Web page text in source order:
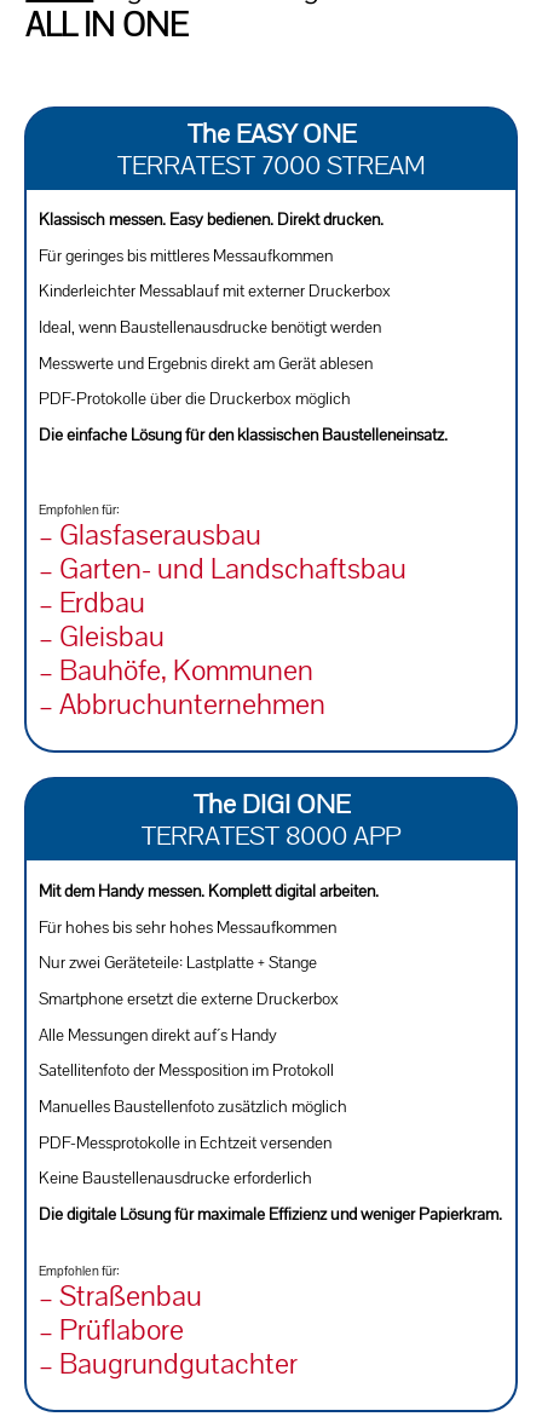
ALL IN ONE
The EASY ONE
TERRATEST 7000 STREAM
Klassisch messen. Easy bedienen. Direkt drucken.
Für geringes bis mittleres Messaufkommen
Kinderleichter Messablauf mit externer Druckerbox
Ideal, wenn Baustellenausdrucke benötigt werden
Messwerte und Ergebnis direkt am Gerät ablesen
PDF-Protokolle über die Druckerbox möglich
Die einfache Lösung für den klassischen Baustelleneinsatz.
Empfohlen für:
– Glasfaserausbau
– Garten- und Landschaftsbau
– Erdbau
– Gleisbau
– Bauhöfe, Kommunen
– Abbruchunternehmen
The DIGI ONE
TERRATEST 8000 APP
Mit dem Handy messen. Komplett digital arbeiten.
Für hohes bis sehr hohes Messaufkommen
Nur zwei Geräteteile: Lastplatte + Stange
Smartphone ersetzt die externe Druckerbox
Alle Messungen direkt auf´s Handy
Satellitenfoto der Messposition im Protokoll
Manuelles Baustellenfoto zusätzlich möglich
PDF-Messprotokolle in Echtzeit versenden
Keine Baustellenausdrucke erforderlich
Die digitale Lösung für maximale Effizienz und weniger Papierkram.
Empfohlen für:
– Straßenbau
– Prüflabore
– Baugrundgutachter